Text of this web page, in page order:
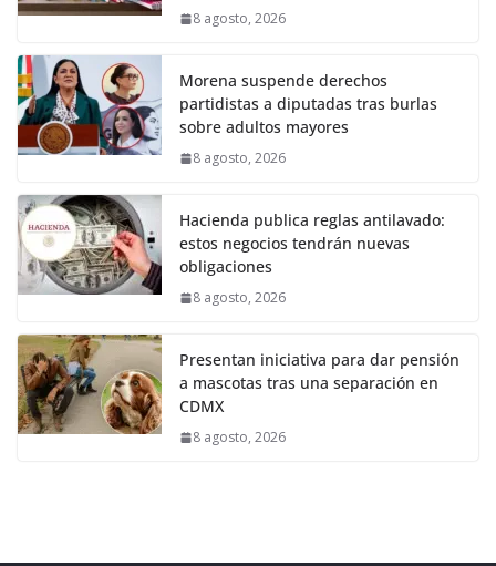
8 agosto, 2026
Morena suspende derechos
partidistas a diputadas tras burlas
sobre adultos mayores
8 agosto, 2026
Hacienda publica reglas antilavado:
estos negocios tendrán nuevas
obligaciones
8 agosto, 2026
Presentan iniciativa para dar pensión
a mascotas tras una separación en
CDMX
8 agosto, 2026